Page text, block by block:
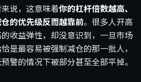
说，这意味着你的杠杆倍数越高、
的优先级反而越靠前。很多人开高
收益弹性，却没意识到，一旦市场
是最容易被强制减仓的那一批人，
警的情况下被部分甚至全部平掉。